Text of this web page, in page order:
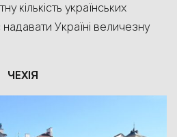
кількість українських
Україні величезну
ЧЕХІЯ